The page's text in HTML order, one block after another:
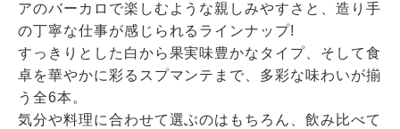
アのバーカロで楽しむような親しみやすさと、造り手
の丁寧な仕事が感じられるラインナップ!
すっきりとした白から果実味豊かなタイプ、そして食
卓を華やかに彩るスプマンテまで、多彩な味わいが揃
う全6本。
気分や料理に合わせて選ぶのはもちろん、飲み比べて